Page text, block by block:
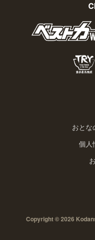
おとな
個人
Copyright © 2026